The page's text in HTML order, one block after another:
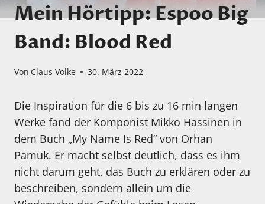
Mein Hörtipp: Espoo Big
Band: Blood Red
Von Claus Volke 30. März 2022
Die Inspiration für die 6 bis zu 16 min langen
Werke fand der Komponist Mikko Hassinen in
dem Buch „My Name Is Red“ von Orhan
Pamuk. Er macht selbst deutlich, dass es ihm
nicht darum geht, das Buch zu erklären oder zu
beschreiben, sondern allein um die